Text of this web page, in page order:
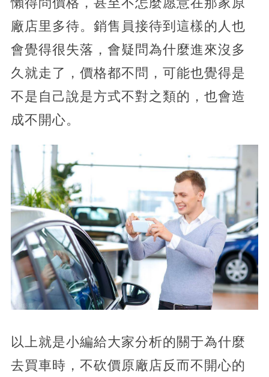
廠店里多待。銷售員接待到這樣的人也
會覺得很失落，會疑問為什麼進來沒多
久就走了，價格都不問，可能也覺得是
不是自己說是方式不對之類的，也會造
成不開心。
以上就是小編給大家分析的關于為什麼
去買車時，不砍價原廠店反而不開心的